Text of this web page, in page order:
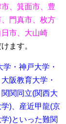
、箕面市、豊
門真市、枚方
市、大山崎
ます。
・神戸大学・
阪教育大学・
関同立(関西大
)、産近甲龍(京
)といった難関